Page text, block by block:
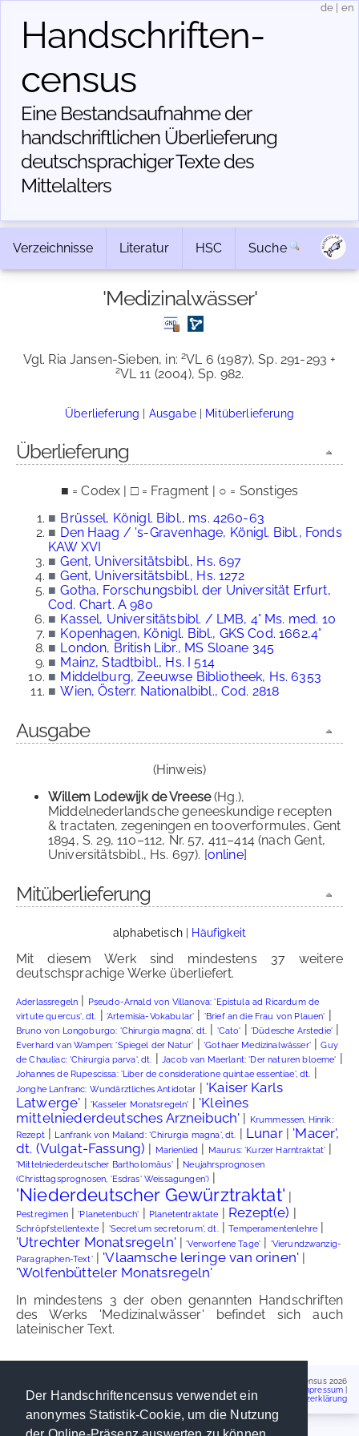
Der Handschriftencensus verwendet ein
anonymes Statistik-Cookie, um die Nutzung
Handschriften­
census
Eine Bestandsaufnahme der
handschriftlichen Über­lieferung
deutschsprachiger Texte des
Mittelalters
de en
Verzeichnisse Literatur HSC Suche
'Medizinalwässer'
Vgl. Ria Jansen-Sieben, in:2VL 6 (1987), Sp. 291-293 +
2VL 11 (2004), Sp. 982.
Überlieferung | Ausgabe| Mitüberlieferung
Überlieferung
■ = Codex | □ = Fragment | ○ = Sonstiges
■ Brüssel, Königl. Bibl., ms. 4260-63
■ Den Haag / 's-Gravenhage, Königl. Bibl., Fonds
KAW XVI
■ Gent, Universitätsbibl., Hs. 697
■ Gent, Universitätsbibl., Hs. 1272
■ Gotha, Forschungsbibl. der Universität Erfurt,
Cod. Chart. A 980
■ Kassel, Universitätsbibl. / LMB, 4° Ms. med. 10
■ Kopenhagen, Königl. Bibl., GKS Cod. 1662,4°
■ London, British Libr., MS Sloane 345
■ Mainz, Stadtbibl., Hs. I 514
■ Middelburg, Zeeuwse Bibliotheek, Hs. 6353
■ Wien, Österr. Nationalbibl., Cod. 2818
Ausgabe
(Hinweis)
Willem Lodewijk de Vreese(Hg.),
Middelnederlandsche geneeskundige recepten
& tractaten, zegeningen en tooverformules, Gent
1894, S. 29, 110–112, Nr. 57, 411–414 (nach Gent,
Universitätsbibl., Hs. 697). [online]
Mitüberlieferung
alphabetisch| Häufigkeit
Mit diesem Werk sind mindestens 37 weitere
deutschsprachige Werke überliefert.
Aderlassregeln | Pseudo-Arnald von Villanova: 'Epistula ad Ricardum de
virtute quercus', dt. | 'Artemisia-Vokabular' | 'Brief an die Frau von Plauen' |
Bruno von Longoburgo: 'Chirurgia magna', dt. | 'Cato' | 'Düdesche Arstedie' |
Everhard van Wampen: 'Spiegel der Natur' | 'Gothaer Medizinalwässer'|Guy
de Chauliac: 'Chirurgia parva', dt. |Jacob van Maerlant: 'Der naturen bloeme' |
Johannes de Rupescissa: 'Liber de consideratione quintae essentiae', dt. |
Jonghe Lanfranc: Wundärztliches Antidotar | 'Kaiser Karls
Latwerge' | 'Kasseler Monatsregeln' | 'Kleines
mittelniederdeutsches Arzneibuch' | Krummessen, Hinrik:
Rezept| Lanfrank von Mailand: 'Chirurgia magna', dt. | Lunar| 'Macer',
dt. (Vulgat-Fassung) | Marienlied | Maurus: 'Kurzer Harntraktat' |
'Mittelniederdeutscher Bartholomäus'| Neujahrsprognosen
(Christtagsprognosen, 'Esdras' Weissagungen') |
'Niederdeutscher Gewürztraktat' |
Pestregimen|'Planetenbuch' | Planetentraktate | Rezept(e) |
Schröpfstellentexte | 'Secretum secretorum', dt.|Temperamentenlehre |
'Utrechter Monatsregeln'|'Verworfene Tage' | 'Vierundzwanzig-
Paragraphen-Text'| 'Vlaamsche leringe van orinen' |
'Wolfenbütteler Monatsregeln'
In mindestens 3 der oben genannten Handschriften
des Werks 'Medizinalwässer' befindet sich auch
lateinischer Text.
Handschriftencensus 2026
Impressum
Datenschutzerklärung